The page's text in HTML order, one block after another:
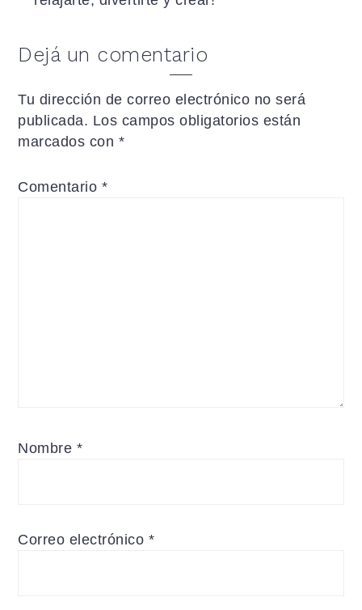
Interacciones
los
lectores
Dejá un comentario
Tu dirección de correo electrónico no será
publicada. Los campos obligatorios están
marcados con *
Comentario *
Nombre *
Correo electrónico *